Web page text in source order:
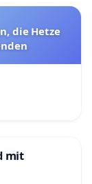
die Hetze
mit